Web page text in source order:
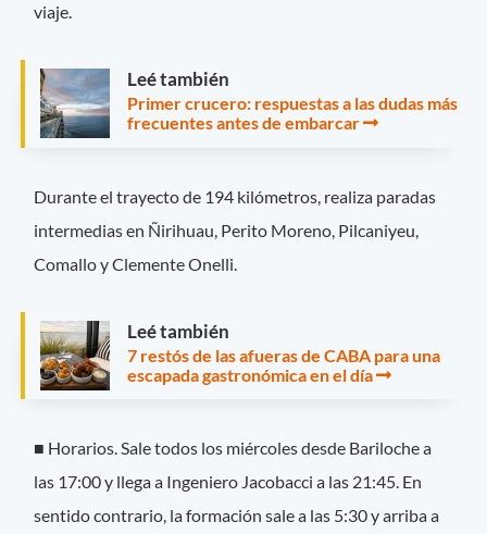
viaje.
Leé también
Primer crucero: respuestas a las dudas más
frecuentes antes de embarcar
Durante el trayecto de 194 kilómetros, realiza paradas
intermedias en Ñirihuau, Perito Moreno, Pilcaniyeu,
Comallo y Clemente Onelli.
Leé también
7 restós de las afueras de CABA para una
escapada gastronómica en el día
■ Horarios. Sale todos los miércoles desde Bariloche a
las 17:00 y llega a Ingeniero Jacobacci a las 21:45. En
sentido contrario, la formación sale a las 5:30 y arriba a